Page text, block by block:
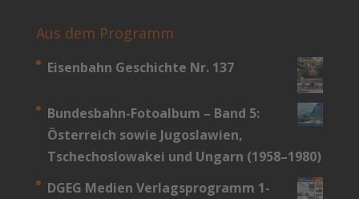
Aus dem Programm
Eisenbahn Geschichte Nr. 137
Bundesbahn-­Fotoalbum – Band 5:
Österreich sowie Jugoslawien,
Tschechoslowakei und Ungarn (1958–1980)
DGEG Medien Verlagsprogramm 1-